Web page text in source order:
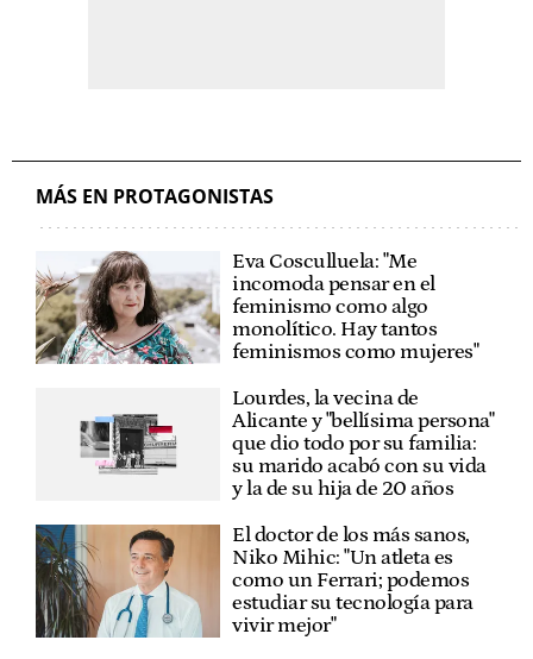
MÁS EN PROTAGONISTAS
Eva Cosculluela: "Me
incomoda pensar en el
feminismo como algo
monolítico. Hay tantos
feminismos como mujeres"
Lourdes, la vecina de
Alicante y "bellísima persona"
que dio todo por su familia:
su marido acabó con su vida
y la de su hija de 20 años
El doctor de los más sanos,
Niko Mihic: "Un atleta es
como un Ferrari; podemos
estudiar su tecnología para
vivir mejor"